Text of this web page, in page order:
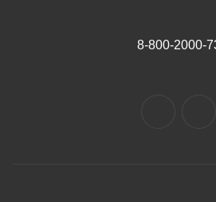
8-800-2000-